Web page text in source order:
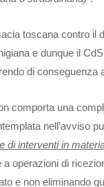
toscana contro il
e dunque il
di conseguenza
comporta una
nell’avviso
di interventi in
operazioni di
e non eliminando